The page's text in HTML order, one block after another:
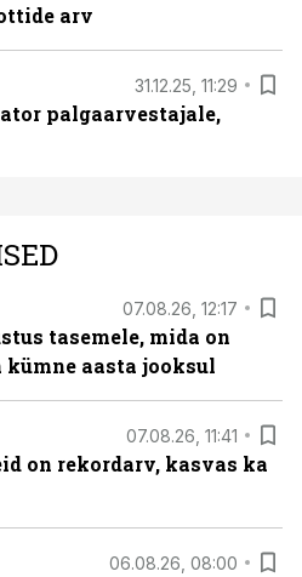
arv
31.12.25, 11:29
palgaarvestajale,
07.08.26, 12:17
tasemele, mida on
aasta jooksul
07.08.26, 11:41
on rekordarv, kasvas ka
06.08.26, 08:00